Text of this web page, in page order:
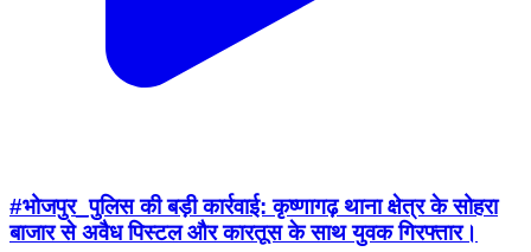
#भोजपुर_पुलिस की बड़ी कार्रवाई: कृष्णागढ़ थाना क्षेत्र के सोहरा
बाजार से अवैध पिस्टल और कारतूस के साथ युवक गिरफ्तार।